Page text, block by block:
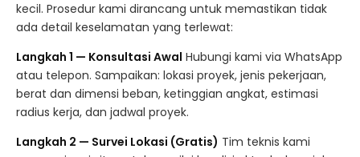
kecil. Prosedur kami dirancang untuk memastikan tidak
ada detail keselamatan yang terlewat:
Langkah 1 — Konsultasi Awal Hubungi kami via WhatsApp
atau telepon. Sampaikan: lokasi proyek, jenis pekerjaan,
berat dan dimensi beban, ketinggian angkat, estimasi
radius kerja, dan jadwal proyek.
Langkah 2 — Survei Lokasi (Gratis) Tim teknis kami